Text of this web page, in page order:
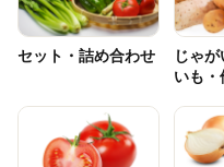
セット・詰め合わせ
じゃ
いも・